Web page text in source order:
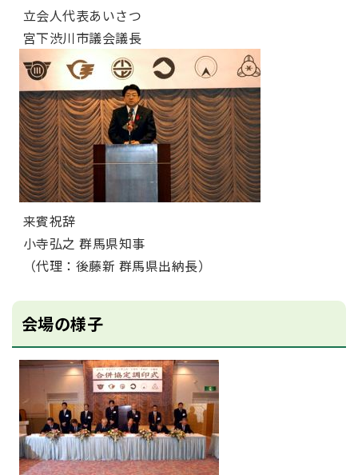
立会人代表あいさつ
宮下渋川市議会議長
来賓祝辞
小寺弘之 群馬県知事
（代理：後藤新 群馬県出納長）
会場の様子